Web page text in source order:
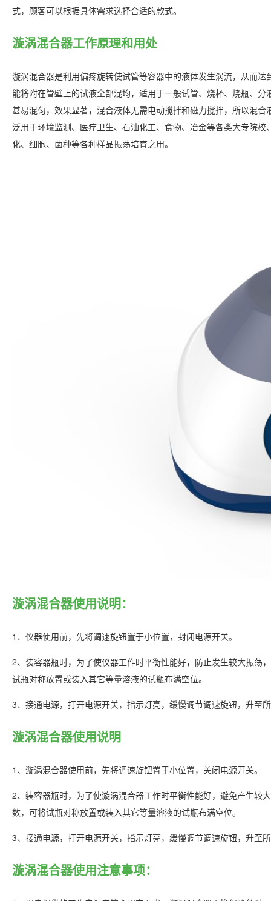
式，顾客可以根据具体需求选择合适的款式。
漩涡混合器工作原理和用处
漩涡混合器是利用偏疼旋转使试管等容器中的液体发生涡流，从而
能将附在管壁上的试液全部混均，适用于一般试管、烧杯、烧瓶、
甚易混匀，效果显著，混合液体无需电动搅拌和磁力搅拌，所以混
泛用于环境监测、医疗卫生、石油化工、食物、冶金等各类大专院
化、细胞、菌种等各种样品振荡培育之用。
漩涡混合器使用说明：
1、仪器使用前，先将调速旋钮置于小位置，封闭电源开关。
2、装容器瓶时，为了使仪器工作时平衡性能好，防止发生较大振荡
试瓶对称放置或装入其它等量溶液的试瓶布满空位。
3、接通电源，打开电源开关，指示灯亮，缓慢调节调速旋钮，升至
漩涡混合器使用说明
1、漩涡混合器使用前，先将调速旋钮置于小位置，关闭电源开关。
2、装容器瓶时，为了使漩涡混合器工作时平衡性能好，避免产生较
数，可将试瓶对称放置或装入其它等量溶液的试瓶布满空位。
3、接通电源，打开电源开关，指示灯亮，缓慢调节调速旋钮，升至
漩涡混合器使用注意事项：